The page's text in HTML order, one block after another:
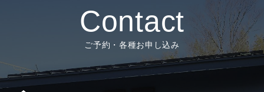
Contact
ご予約・各種お申し込み